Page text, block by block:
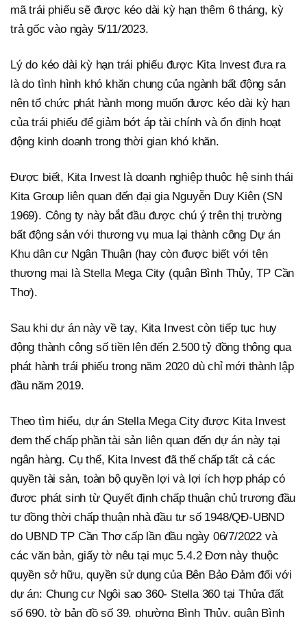
mã trái phiếu sẽ được kéo dài kỳ hạn thêm 6 tháng, kỳ
trả gốc vào ngày 5/11/2023.
Lý do kéo dài kỳ hạn trái phiếu được Kita Invest đưa ra
là do tình hình khó khăn chung của ngành bất động sản
nên tổ chức phát hành mong muốn được kéo dài kỳ hạn
của trái phiếu để giảm bớt áp tài chính và ổn định hoạt
động kinh doanh trong thời gian khó khăn.
Được biết, Kita Invest là doanh nghiệp thuộc hệ sinh thái
Kita Group liên quan đến đại gia Nguyễn Duy Kiên (SN
1969). Công ty này bắt đầu được chú ý trên thị trường
bất động sản với thương vụ mua lại thành công Dự án
Khu dân cư Ngân Thuận (hay còn được biết với tên
thương mại là Stella Mega City (quận Bình Thủy, TP Cần
Thơ).
Sau khi dự án này về tay, Kita Invest còn tiếp tục huy
động thành công số tiền lên đến 2.500 tỷ đồng thông qua
phát hành trái phiếu trong năm 2020 dù chỉ mới thành lập
đầu năm 2019.
Theo tìm hiểu, dự án Stella Mega City được Kita Invest
đem thế chấp phần tài sản liên quan đến dự án này tại
ngân hàng. Cụ thể, Kita Invest đã thế chấp tất cả các
quyền tài sản, toàn bộ quyền lợi và lợi ích hợp pháp có
được phát sinh từ Quyết định chấp thuận chủ trương đầu
tư đồng thời chấp thuận nhà đầu tư số 1948/QĐ-UBND
do UBND TP Cần Thơ cấp lần đầu ngày 06/7/2022 và
các văn bản, giấy tờ nêu tại mục 5.4.2 Đơn này thuộc
quyền sở hữu, quyền sử dụng của Bên Bảo Đảm đối với
dự án: Chung cư Ngôi sao 360- Stella 360 tại Thửa đất
số 690, tờ bản đồ số 39, phường Bình Thủy, quận Bình